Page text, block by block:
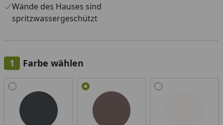
Wände des Hauses sind
spritzwassergeschützt
Farbe wählen
Alle anzeigen (3)